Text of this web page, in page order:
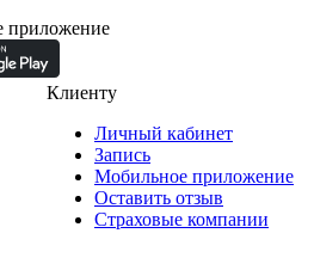
приложение
Клиенту
Личный кабинет
Запись
Мобильное приложение
Оставить отзыв
Страховые компании